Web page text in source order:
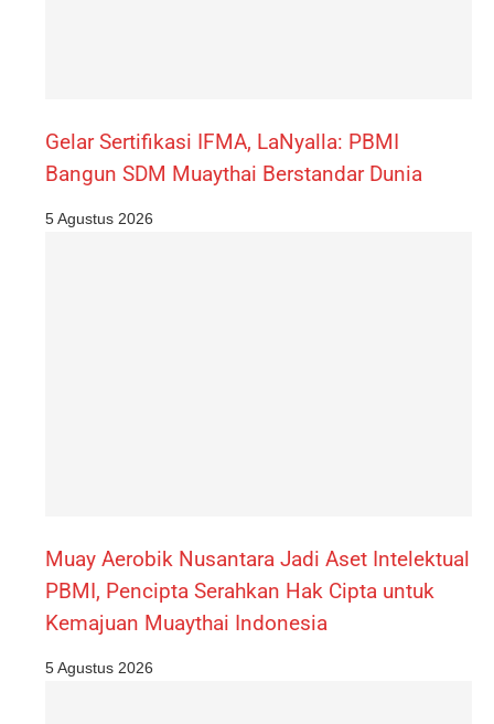
Gelar Sertifikasi IFMA, LaNyalla: PBMI
Bangun SDM Muaythai Berstandar Dunia
5 Agustus 2026
Muay Aerobik Nusantara Jadi Aset Intelektual
PBMI, Pencipta Serahkan Hak Cipta untuk
Kemajuan Muaythai Indonesia
5 Agustus 2026